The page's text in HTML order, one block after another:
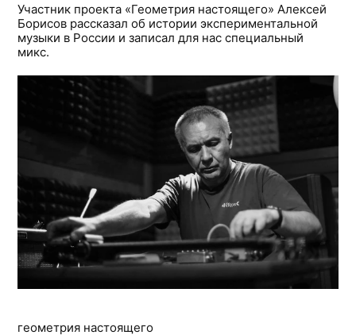
Участник проекта «Геометрия настоящего» Алексей
Борисов рассказал об истории экспериментальной
музыки в России и записал для нас специальный
микс.
геометрия настоящего